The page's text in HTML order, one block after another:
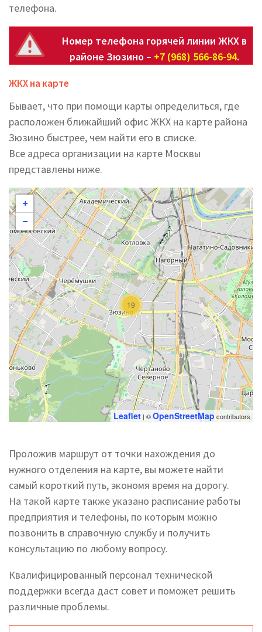
телефона.
Номер телефона горячей линии ЖКХ в
районе Зюзино – +7 (968) 566-86-94.
ЖКХ на карте
Бывает, что при помощи карты определиться, где
расположен ближайший офис ЖКХ на карте района
Зюзино быстрее, чем найти его в списке.
Все адреса организации на карте Москвы
представлены ниже.
19
+
−
Leaflet | ©OpenStreetMapcontributors
Проложив маршрут от точки нахождения до
нужного отделения на карте, вы можете найти
самый короткий путь, экономя время на дорогу.
На такой карте также указано расписание работы
предприятия и телефоны, по которым можно
позвонить в справочную службу и получить
консультацию по любому вопросу.
Квалифицированный персонал технической
поддержки всегда даст совет и поможет решить
различные проблемы.